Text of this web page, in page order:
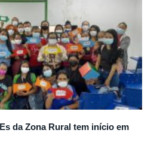
da Zona Rural tem início em